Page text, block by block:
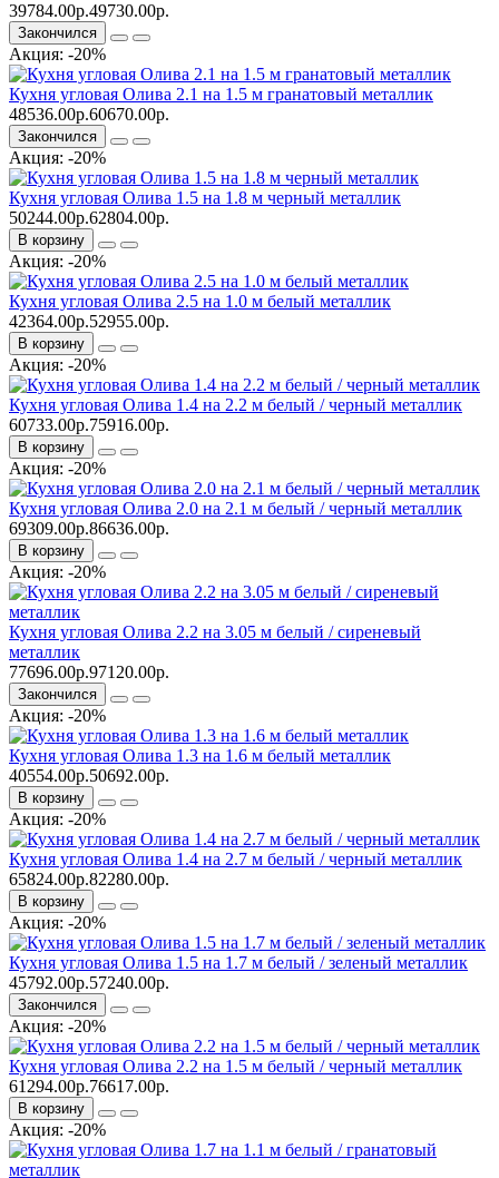
39784.00р.49730.00р.
Закончился
Акция: -20%
Кухня угловая Олива 2.1 на 1.5 м гранатовый металлик
48536.00р.60670.00р.
Закончился
Акция: -20%
Кухня угловая Олива 1.5 на 1.8 м черный металлик
50244.00р.62804.00р.
В корзину
Акция: -20%
Кухня угловая Олива 2.5 на 1.0 м белый металлик
42364.00р.52955.00р.
В корзину
Акция: -20%
Кухня угловая Олива 1.4 на 2.2 м белый / черный металлик
60733.00р.75916.00р.
В корзину
Акция: -20%
Кухня угловая Олива 2.0 на 2.1 м белый / черный металлик
69309.00р.86636.00р.
В корзину
Акция: -20%
Кухня угловая Олива 2.2 на 3.05 м белый / сиреневый
металлик
77696.00р.97120.00р.
Закончился
Акция: -20%
Кухня угловая Олива 1.3 на 1.6 м белый металлик
40554.00р.50692.00р.
В корзину
Акция: -20%
Кухня угловая Олива 1.4 на 2.7 м белый / черный металлик
65824.00р.82280.00р.
В корзину
Акция: -20%
Кухня угловая Олива 1.5 на 1.7 м белый / зеленый металлик
45792.00р.57240.00р.
Закончился
Акция: -20%
Кухня угловая Олива 2.2 на 1.5 м белый / черный металлик
61294.00р.76617.00р.
В корзину
Акция: -20%